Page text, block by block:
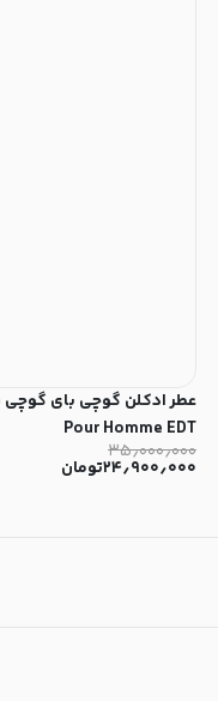
Pour Homme EDT
۳۵٫۰۰۰٫۰۰۰
۲۴٫۹۰۰٫۰۰۰تومان